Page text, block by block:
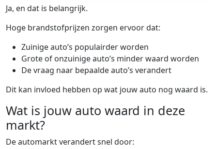
Ja, en dat is belangrijk.
Hoge brandstofprijzen zorgen ervoor dat:
Zuinige auto’s populairder worden
Grote of onzuinige auto’s minder waard worden
De vraag naar bepaalde auto’s verandert
Dit kan invloed hebben op wat jouw auto nog waard is.
Wat is jouw auto waard in deze
markt?
De automarkt verandert snel door: